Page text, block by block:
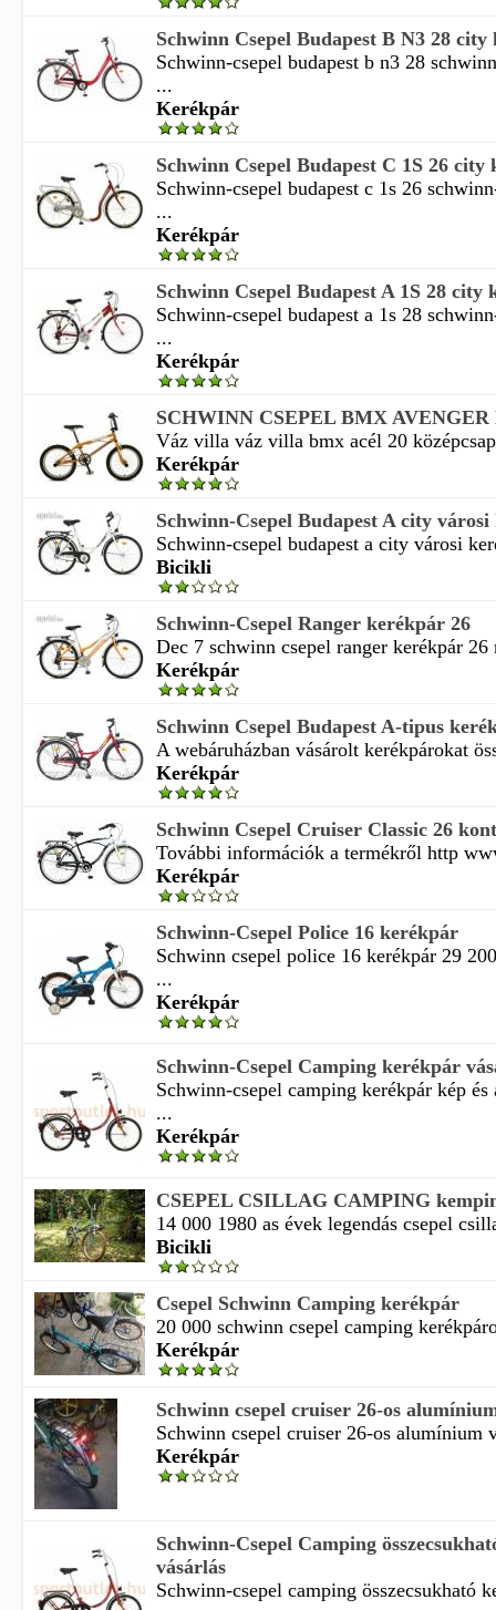
Schwinn Csepel Budapest B N3 28
Schwinn-csepel budapest b n3 28
...
Kerékpár
Schwinn Csepel Budapest C 1S 26 city
Schwinn-csepel budapest c 1s 26
...
Kerékpár
Schwinn Csepel Budapest A 1S 28 city
Schwinn-csepel budapest a 1s 28
...
Kerékpár
SCHWINN CSEPEL BMX
Váz villa váz villa bmx acél 20
Kerékpár
Schwinn-Csepel Budapest A city
Schwinn-csepel budapest a city városi
Bicikli
Schwinn-Csepel Ranger kerékpár 26
Dec 7 schwinn csepel ranger kerékpár
Kerékpár
Schwinn Csepel Budapest A-tipus
A webáruházban vásárolt kerékpárokat
Kerékpár
Schwinn Csepel Cruiser Classic 26
További információk a termékről http
Kerékpár
Schwinn-Csepel Police 16 kerékpár
Schwinn csepel police 16 kerékpár 29
...
Kerékpár
Schwinn-Csepel Camping kerékpár
Schwinn-csepel camping kerékpár kép és
...
Kerékpár
CSEPEL CSILLAG CAMPING
14 000 1980 as évek legendás csepel
Bicikli
Csepel Schwinn Camping kerékpár
20 000 schwinn csepel camping
Kerékpár
Schwinn csepel cruiser 26-os
Schwinn csepel cruiser 26-os alumínium
Kerékpár
Schwinn-Csepel Camping
vásárlás
Schwinn-csepel camping összecsukható